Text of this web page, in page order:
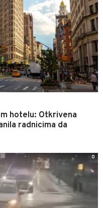
hotelu: Otkrivena
radnicima da
0